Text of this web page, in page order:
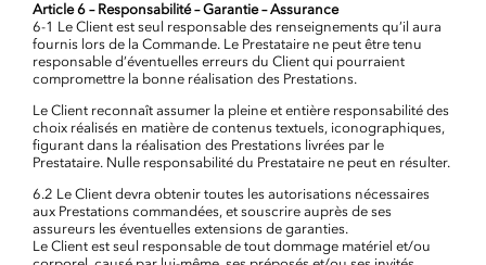
Article 6 – Responsabilité – Garantie – Assurance
6-1 Le Client est seul responsable des renseignements qu’il aura
fournis lors de la Commande. Le Prestataire ne peut être tenu
responsable d’éventuelles erreurs du Client qui pourraient
compromettre la bonne réalisation des Prestations.
Le Client reconnaît assumer la pleine et entière responsabilité des
choix réalisés en matière de contenus textuels, iconographiques,
figurant dans la réalisation des Prestations livrées par le
Prestataire. Nulle responsabilité du Prestataire ne peut en résulter.
6.2 Le Client devra obtenir toutes les autorisations nécessaires
aux Prestations commandées, et souscrire auprès de ses
assureurs les éventuelles extensions de garanties.
Le Client est seul responsable de tout dommage matériel et/ou